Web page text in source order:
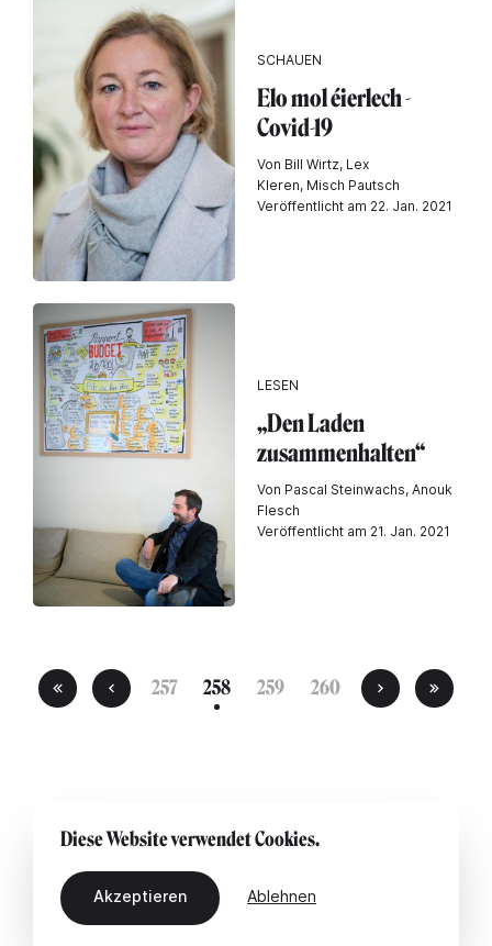
SCHAUEN
Elo mol éierlech -
Covid-19
Von Bill Wirtz, Lex
Kleren, Misch Pautsch
Veröffentlicht am 22. Jan. 2021
LESEN
„Den Laden
zusammenhalten“
Von Pascal Steinwachs, Anouk
Flesch
Veröffentlicht am 21. Jan. 2021
257 258 259 260
Diese Website verwendet Cookies.
Akzeptieren Ablehnen